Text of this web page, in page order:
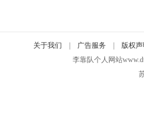
关于我们 广告服务
版权声
李靠队个人网站